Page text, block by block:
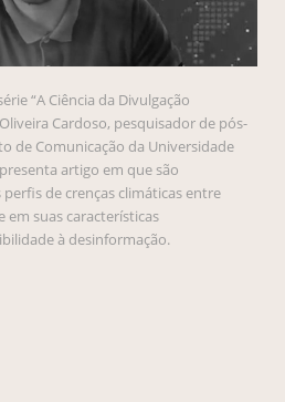
“A Ciência da Divulgação
Cardoso, pesquisador de pós-
de Comunicação da Universidade
artigo em que são
de crenças climáticas entre
em suas características
à desinformação.